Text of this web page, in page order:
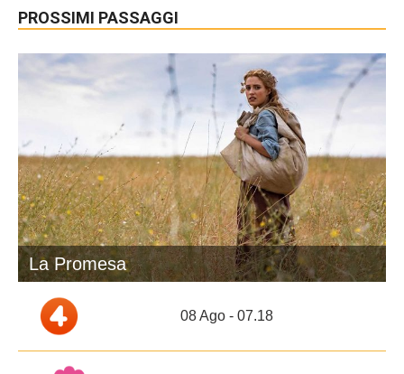
PROSSIMI PASSAGGI
La Promesa
08 Ago - 07.18